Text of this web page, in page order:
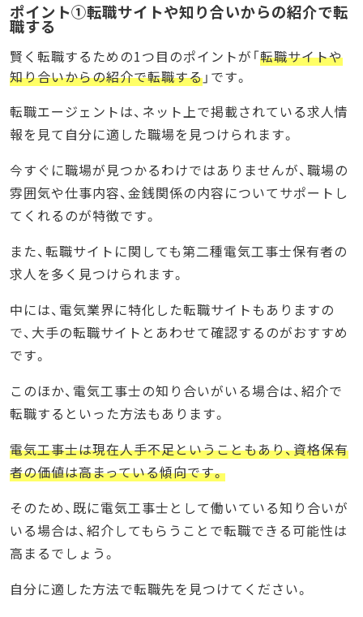
ポイント①転職サイトや知り合いからの紹介で転
職する
賢く転職するための1つ目のポイントが「転職サイトや
知り合いからの紹介で転職する」です。
転職エージェントは、ネット上で掲載されている求人情
報を見て自分に適した職場を見つけられます。
今すぐに職場が見つかるわけではありませんが、職場の
雰囲気や仕事内容、金銭関係の内容についてサポートし
てくれるのが特徴です。
また、転職サイトに関しても第二種電気工事士保有者の
求人を多く見つけられます。
中には、電気業界に特化した転職サイトもありますの
で、大手の転職サイトとあわせて確認するのがおすすめ
です。
このほか、電気工事士の知り合いがいる場合は、紹介で
転職するといった方法もあります。
電気工事士は現在人手不足ということもあり、資格保有
者の価値は高まっている傾向です。
そのため、既に電気工事士として働いている知り合いが
いる場合は、紹介してもらうことで転職できる可能性は
高まるでしょう。
自分に適した方法で転職先を見つけてください。